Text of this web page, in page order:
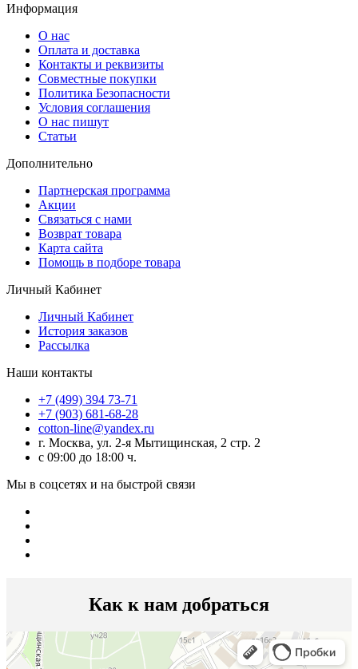
Информация
О нас
Оплата и доставка
Контакты и реквизиты
Совместные покупки
Политика Безопасности
Условия соглашения
О нас пишут
Статьи
Дополнительно
Партнерская программа
Акции
Связаться с нами
Возврат товара
Карта сайта
Помощь в подборе товара
Личный Кабинет
Личный Кабинет
История заказов
Рассылка
Наши контакты
+7 (499) 394 73-71
+7 (903) 681-68-28
cotton-line@yandex.ru
г. Москва, ул. 2-я Мытищинская, 2 стр. 2
с 09:00 до 18:00 ч.
Мы в соцсетях и на быстрой связи
Как к нам добраться